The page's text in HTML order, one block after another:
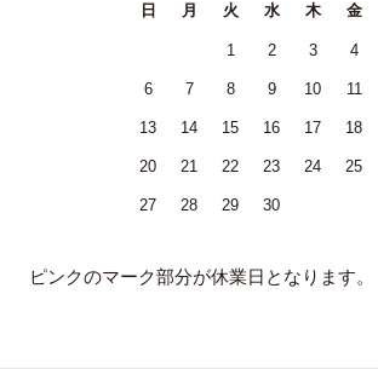
日 月 火 水 木 金
1 2 3 4
6 7 8 9 10 11
13 14 15 16 17 18
20 21 22 23 24 25
27 28 29 30
ピンクのマーク部分が休業日となります。